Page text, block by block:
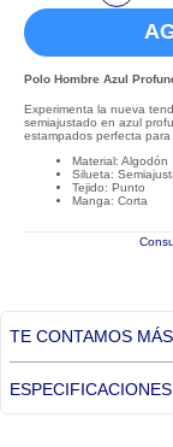
Polo Hombre Azul
Experimenta la nueva
semiajustado en azul
estampados perfecta
Material: Algodón
Silueta:
Tejido: Punto
Manga: Corta
TE CONTAMOS
ESPECIFICACIONES